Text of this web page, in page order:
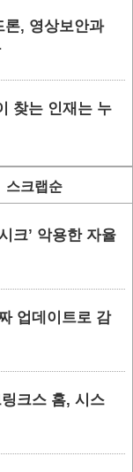
론, 영상보안과
찾는 인재는 누
스크랩순
크’ 악용한 자율
업데이트로 감
크스 홈, 시스